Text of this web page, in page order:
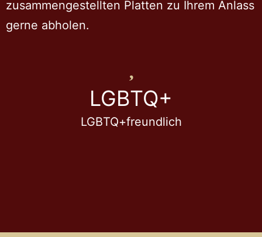
zusammengestellten Platten zu Ihrem Anlass
gerne abholen.
LGBTQ+
LGBTQ+freundlich